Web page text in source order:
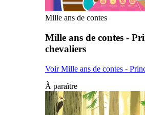
Mille ans de contes
Mille ans de contes -
chevaliers
Voir Mille ans de contes -
À paraître